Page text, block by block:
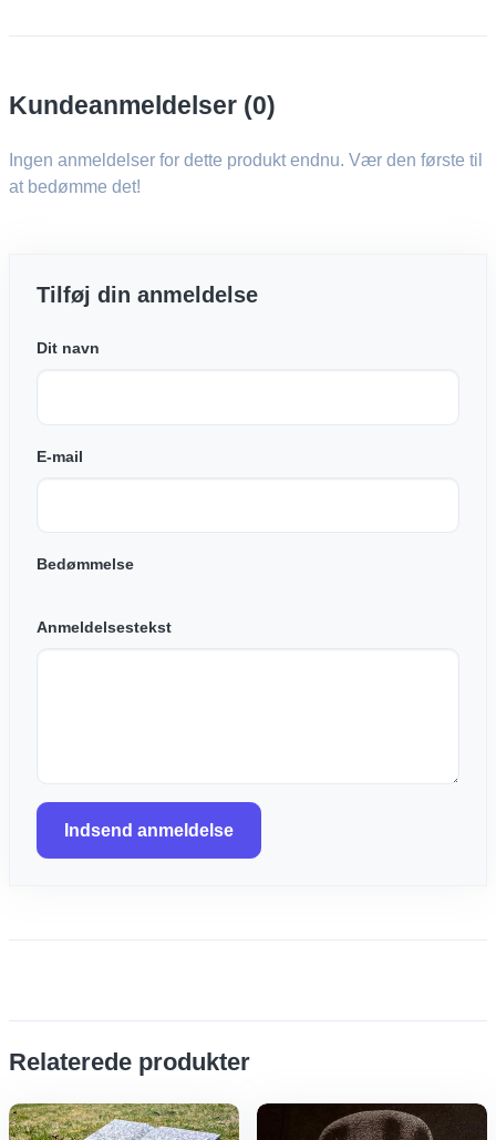
Kundeanmeldelser (0)
Ingen anmeldelser for dette produkt endnu. Vær den første til
at bedømme det!
Tilføj din anmeldelse
Dit navn
E-mail
Bedømmelse
Anmeldelsestekst
Indsend anmeldelse
Relaterede produkter